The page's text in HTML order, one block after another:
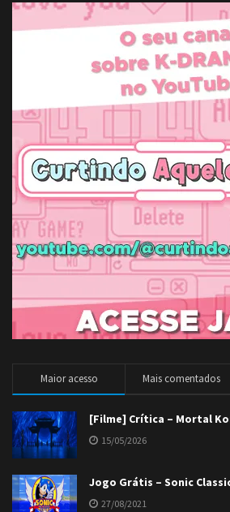
Maior acesso Mais comentados
[Filme] Crítica – Mortal
15/05/2026
Jogo Grátis – Sonic
27/08/2021